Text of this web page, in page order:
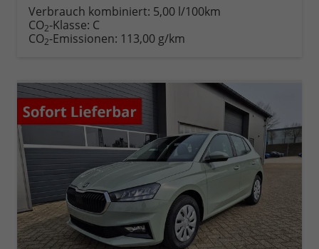
Verbrauch kombiniert: 5,00 l/100km
CO2-Klasse: C
CO2-Emissionen: 113,00 g/km